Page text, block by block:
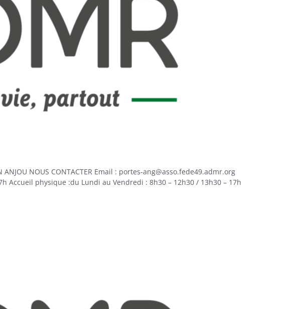
ANJOU NOUS CONTACTER Email : portes-ang@asso.fede49.admr.org
Accueil physique :du Lundi au Vendredi : 8h30 – 12h30 / 13h30 – 17h